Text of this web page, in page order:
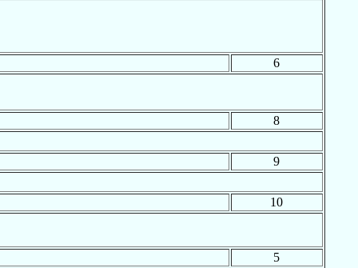
6
8
9
10
5